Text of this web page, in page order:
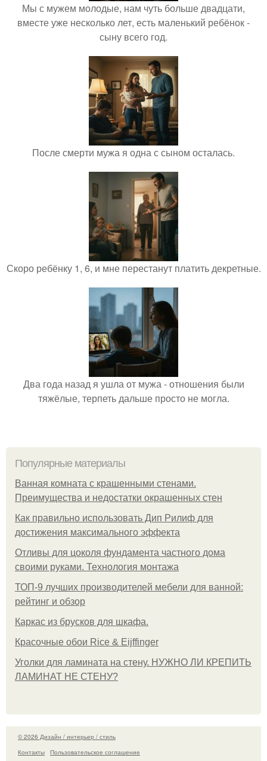
Мы с мужем молодые, нам чуть больше двадцати,
вместе уже несколько лет, есть маленький ребёнок -
сыну всего год.
После смерти мужа я одна с сыном осталась.
Скоро ребёнку 1, 6, и мне перестанут платить декретные.
Два года назад я ушла от мужа - отношения были
тяжёлые, терпеть дальше просто не могла.
Популярные материалы
Ванная комната с крашенными стенами.
Преимущества и недостатки окрашенных стен
Как правильно использовать Дип Рилиф для
достижения максимального эффекта
Отливы для цоколя фундамента частного дома
своими руками. Технология монтажа
ТОП-9 лучших производителей мебели для ванной:
рейтинг и обзор
Каркас из брусков для шкафа.
Красочные обои Rice & Eijffinger
Уголки для ламината на стену. НУЖНО ЛИ КРЕПИТЬ
ЛАМИНАТ НЕ СТЕНУ?
© 2026 Дизайн / интерьер / стиль
Контакты
Пользовательское соглашение